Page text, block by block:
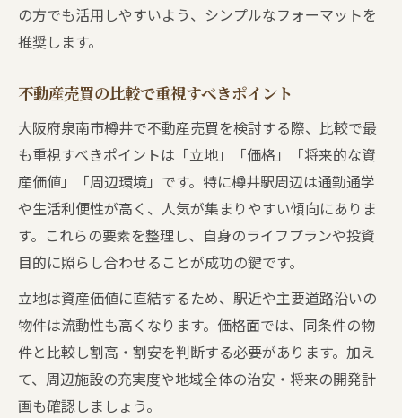
の方でも活用しやすいよう、シンプルなフォーマットを
推奨します。
不動産売買の比較で重視すべきポイント
大阪府泉南市樽井で不動産売買を検討する際、比較で最
も重視すべきポイントは「立地」「価格」「将来的な資
産価値」「周辺環境」です。特に樽井駅周辺は通勤通学
や生活利便性が高く、人気が集まりやすい傾向にありま
す。これらの要素を整理し、自身のライフプランや投資
目的に照らし合わせることが成功の鍵です。
立地は資産価値に直結するため、駅近や主要道路沿いの
物件は流動性も高くなります。価格面では、同条件の物
件と比較し割高・割安を判断する必要があります。加え
て、周辺施設の充実度や地域全体の治安・将来の開発計
画も確認しましょう。